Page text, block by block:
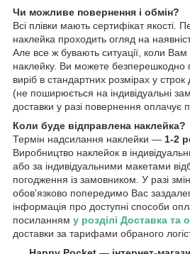
Чи можливе повернення і обмін?
Всі плівки мають сертифікат якості.
наклейка проходить огляд на
Але все ж бувають ситуації, коли Вам
наклейку. Ви можете безперешкодно
виріб в стандартних розмірах у строк
(не поширюється на індивідуальні
доставки у разі повернення оплачує
Коли буде відправлена наклейка?
Термін надсилання наклейки — 1-2
Виробництво наклейок в
або за індивідуальними макетами
погодження із замовником. У разі
обов'язково попередимо Вас
інформація про доступні способи
посиланням у розділі Доставка та
доставки за тарифами обраного